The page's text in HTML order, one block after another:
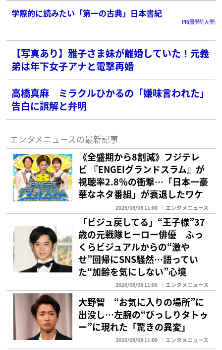
学際的に読みたい「第一の古典」日本書紀
PR(國學院大學)
【写真あり】雅子さま妹が離婚していた！元義
弟は年下女子アナと電撃再婚
高橋真麻 ミラクルひかるの「嫌味言われた」
告白に誤解と弁明
エンタメニュースの最新記事
《全盛期から8割減》フジテレ
ビ 『ENGEIグランドスラム』が
視聴率2.8％の衝撃…「日本一豪
華なネタ番組」が衰退したワケ
2026/08/08 11:00 エンタメニュース
「ビジュ戻してる」“王子様”37
歳の元戦隊ヒーロー俳優 ふっ
くらビジュアルからの“激や
せ”回帰にSNS騒然…語ってい
た“加齢を気にしない”心境
2026/08/08 11:00 エンタメニュース
大野智 “お気に入りの場所”に
出没し…左腕の“びっしりタトゥ
ー”に現れた「驚きの異変」
2026/08/08 11:00 エンタメニュース